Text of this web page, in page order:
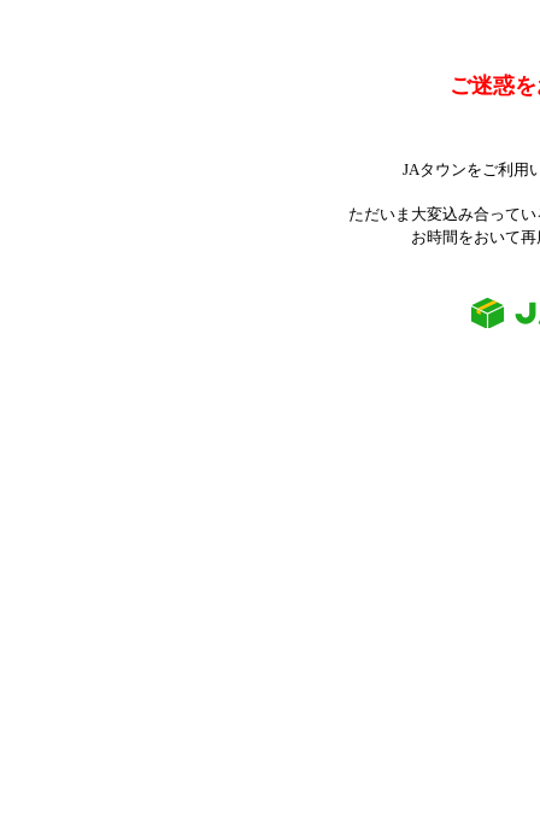
ご迷惑
JAタウンをご利用
ただいま大変込み合って
お時間をおいて